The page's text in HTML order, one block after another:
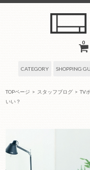
0
CATEGORY SHOPPING
TOPページ > スタッフブログ >TV
いい？